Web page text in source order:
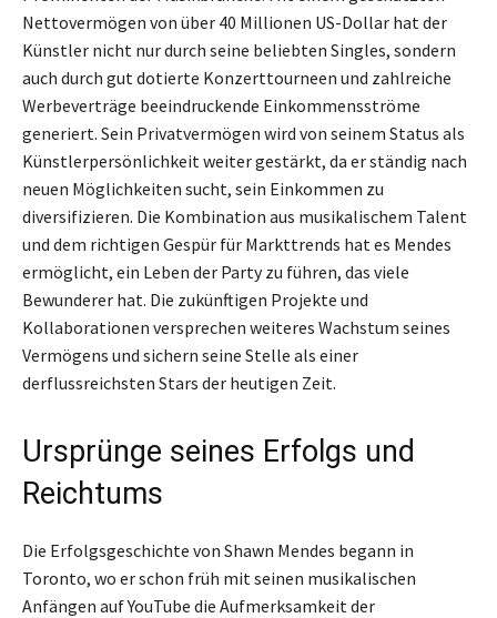
Nettovermögen von über 40 Millionen US-Dollar hat der
Künstler nicht nur durch seine beliebten Singles, sondern
auch durch gut dotierte Konzerttourneen und zahlreiche
Werbeverträge beeindruckende Einkommensströme
generiert. Sein Privatvermögen wird von seinem Status als
Künstlerpersönlichkeit weiter gestärkt, da er ständig nach
neuen Möglichkeiten sucht, sein Einkommen zu
diversifizieren. Die Kombination aus musikalischem Talent
und dem richtigen Gespür für Markttrends hat es Mendes
ermöglicht, ein Leben der Party zu führen, das viele
Bewunderer hat. Die zukünftigen Projekte und
Kollaborationen versprechen weiteres Wachstum seines
Vermögens und sichern seine Stelle als einer
derflussreichsten Stars der heutigen Zeit.
Ursprünge seines Erfolgs und
Reichtums
Die Erfolgsgeschichte von Shawn Mendes begann in
Toronto, wo er schon früh mit seinen musikalischen
Anfängen auf YouTube die Aufmerksamkeit der